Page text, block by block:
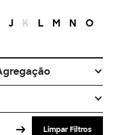
J K L M N O
Limpar Filtros